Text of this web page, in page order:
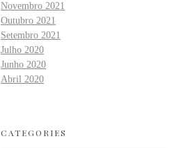
Novembro 2021
Outubro 2021
Setembro 2021
Julho 2020
Junho 2020
Abril 2020
CATEGORIES